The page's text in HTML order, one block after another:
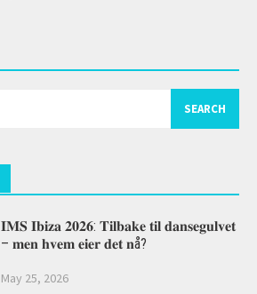
𝐈𝐌𝐒 𝐈𝐛𝐢𝐳𝐚 𝟐𝟎𝟐𝟔: 𝐓𝐢𝐥𝐛𝐚𝐤𝐞 𝐭𝐢𝐥 𝐝𝐚𝐧𝐬𝐞𝐠𝐮𝐥𝐯𝐞𝐭
– 𝐦𝐞𝐧 𝐡𝐯𝐞𝐦 𝐞𝐢𝐞𝐫 𝐝𝐞𝐭 𝐧å?
May 25, 2026